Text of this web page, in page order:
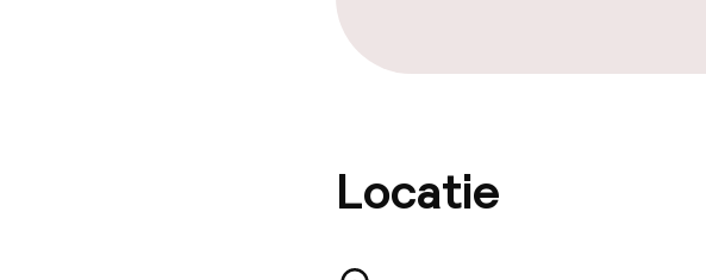
Zakelijke faciliteiten
Conferentieruimte
Locatie